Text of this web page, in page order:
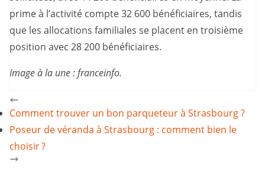
prime à l’activité compte 32 600 bénéficiaires, tandis
que les allocations familiales se placent en troisième
position avec 28 200 bénéficiaires.
Image à la une : franceinfo.
Comment trouver un bon parqueteur à Strasbourg ?
Poseur de véranda à Strasbourg : comment bien le
choisir ?